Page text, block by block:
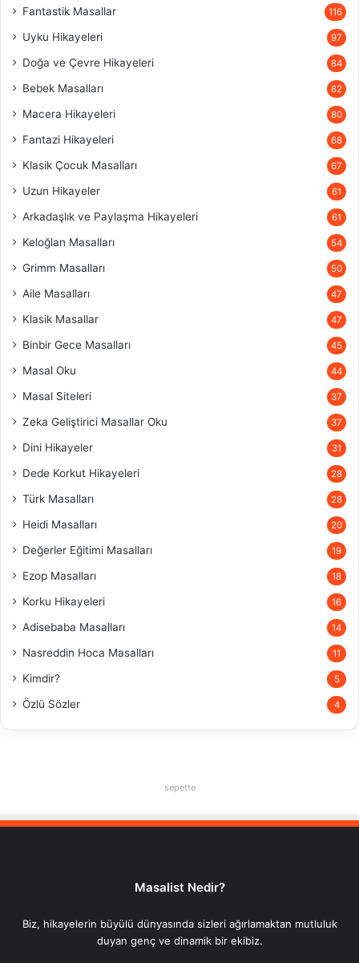
Fantastik Masallar 116
Uyku Hikayeleri 97
Doğa ve Çevre Hikayeleri 84
Bebek Masalları 82
Macera Hikayeleri 80
Fantazi Hikayeleri 68
Klasik Çocuk Masalları 67
Uzun Hikayeler 61
Arkadaşlık ve Paylaşma Hikayeleri 61
Keloğlan Masalları 54
Grimm Masalları 50
Aile Masalları 47
Klasik Masallar 47
Binbir Gece Masalları 45
Masal Oku 44
Masal Siteleri 37
Zeka Geliştirici Masallar Oku 37
Dini Hikayeler 31
Dede Korkut Hikayeleri 28
Türk Masalları 28
Heidi Masalları 20
Değerler Eğitimi Masalları 19
Ezop Masalları 18
Korku Hikayeleri 16
Adisebaba Masalları 14
Nasreddin Hoca Masalları 11
Kimdir? 5
Özlü Sözler 4
sepette
Masalist Nedir?
Biz, hikayelerin büyülü dünyasında sizleri ağırlamaktan mutluluk
duyan genç ve dinamik bir ekibiz.